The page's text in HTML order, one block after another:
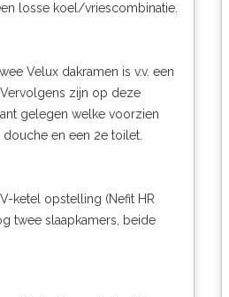
losse koel/vriescombinatie.
Velux dakramen is v.v. een
zijn op deze
gelegen welke voorzien
en een 2e toilet.
ketel opstelling (Nefit HR
twee slaapkamers, beide